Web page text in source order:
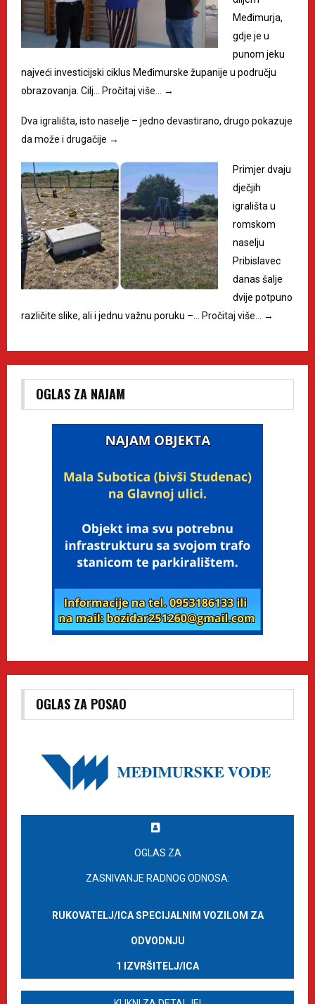
Međimurja,
gdje je u
punom jeku
najveći investicijski ciklus Međimurske županije u području
obrazovanja. Cilj…
Pročitaj više… →
Dva igrališta, isto naselje – jedno devastirano, drugo pokazuje
da može i drugačije →
Primjer dvaju
dječjih
igrališta u
romskom
naselju
Pribislavec
danas šalje
dvije potpuno
različite slike, ali i jednu važnu poruku –…
Pročitaj više… →
OGLAS ZA NAJAM
OGLAS ZA POSAO
OGLAS ZA
ZASNIVANJE RADNOG ODNOSA:
RUKOVATELJ/ICA SPECIJALNIM VOZILOM ZA
ODVODNJU
1 IZVRŠITELJ/ICA